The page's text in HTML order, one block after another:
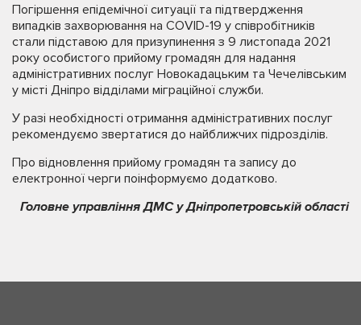
Погіршення епідемічної ситуації та підтвердження
випадків захворювання на COVID-19 у співробітників
стали підставою для призупинення з 9 листопада 2021
року особистого прийому громадян для надання
адміністративних послуг Новокадацьким та Чечелівським
у місті Дніпро відділами міграційної служби.
У разі необхідності отримання адміністративних послуг
рекомендуємо звертатися до найближчих підрозділів.
Про відновлення прийому громадян та запису до
електронної черги поінформуємо додатково.
Головне управління ДМС у Дніпропетровській області